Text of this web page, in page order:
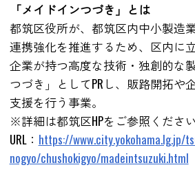
「メイドインつづき」とは
都筑区役所が、都筑区内中小製造
連携強化を推進するため、区内に
企業が持つ高度な技術・独創的な
つづき」としてPRし、販路開拓や
支援を行う事業。
※詳細は都筑区HPをご参照ください
URL： https://www.city.yokohama.lg.jp/
nogyo/chushokigyo/madeintsuzuki.html